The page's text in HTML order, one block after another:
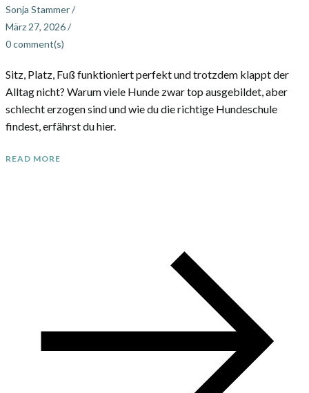
Sonja Stammer/
März 27, 2026/
0comment(s)
Sitz, Platz, Fuß funktioniert perfekt und trotzdem klappt der
Alltag nicht? Warum viele Hunde zwar top ausgebildet, aber
schlecht erzogen sind und wie du die richtige Hundeschule
findest, erfährst du hier.
READ MORE